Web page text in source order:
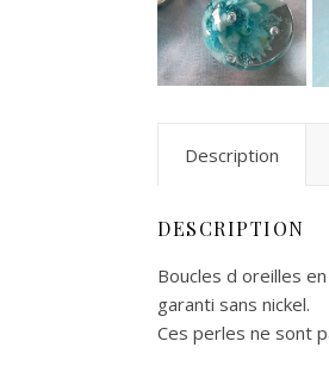
Description
DESCRIPTION
Boucles d oreilles
garanti sans nickel.
Ces perles ne sont